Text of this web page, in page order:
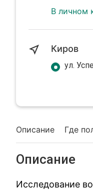
Описание Где
Описание
Исследование
В личном
Киров
ул.